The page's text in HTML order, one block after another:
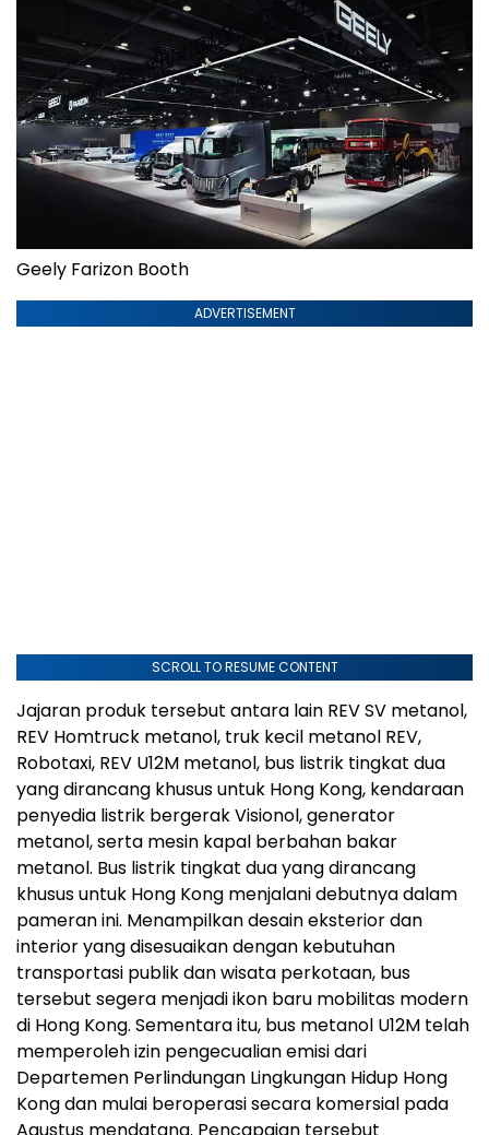
Geely Farizon Booth
ADVERTISEMENT
SCROLL TO RESUME CONTENT
Jajaran produk tersebut antara lain REV SV metanol,
REV Homtruck metanol, truk kecil metanol REV,
Robotaxi, REV U12M metanol, bus listrik tingkat dua
yang dirancang khusus untuk Hong Kong, kendaraan
penyedia listrik bergerak Visionol, generator
metanol, serta mesin kapal berbahan bakar
metanol. Bus listrik tingkat dua yang dirancang
khusus untuk Hong Kong menjalani debutnya dalam
pameran ini. Menampilkan desain eksterior dan
interior yang disesuaikan dengan kebutuhan
transportasi publik dan wisata perkotaan, bus
tersebut segera menjadi ikon baru mobilitas modern
di Hong Kong. Sementara itu, bus metanol U12M telah
memperoleh izin pengecualian emisi dari
Departemen Perlindungan Lingkungan Hidup Hong
Kong dan mulai beroperasi secara komersial pada